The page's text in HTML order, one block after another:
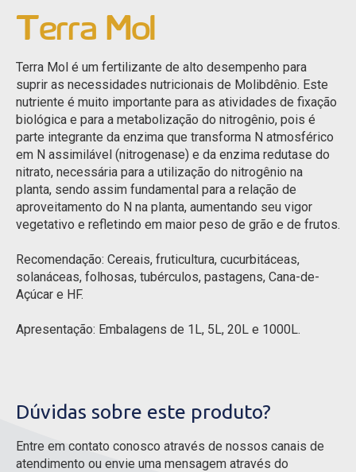
Terra Mol
Terra Mol é um fertilizante de alto desempenho para
suprir as necessidades nutricionais de Molibdênio. Este
nutriente é muito importante para as atividades de fixação
biológica e para a metabolização do nitrogênio, pois é
parte integrante da enzima que transforma N atmosférico
em N assimilável (nitrogenase) e da enzima redutase do
nitrato, necessária para a utilização do nitrogênio na
planta, sendo assim fundamental para a relação de
aproveitamento do N na planta, aumentando seu vigor
vegetativo e refletindo em maior peso de grão e de frutos.
Recomendação: Cereais, fruticultura, cucurbitáceas,
solanáceas, folhosas, tubérculos, pastagens, Cana-de-
Açúcar e HF.
Apresentação: Embalagens de 1L, 5L, 20L e 1000L.
Dúvidas sobre este produto?
Entre em contato conosco através de nossos canais de
atendimento ou envie uma mensagem através do